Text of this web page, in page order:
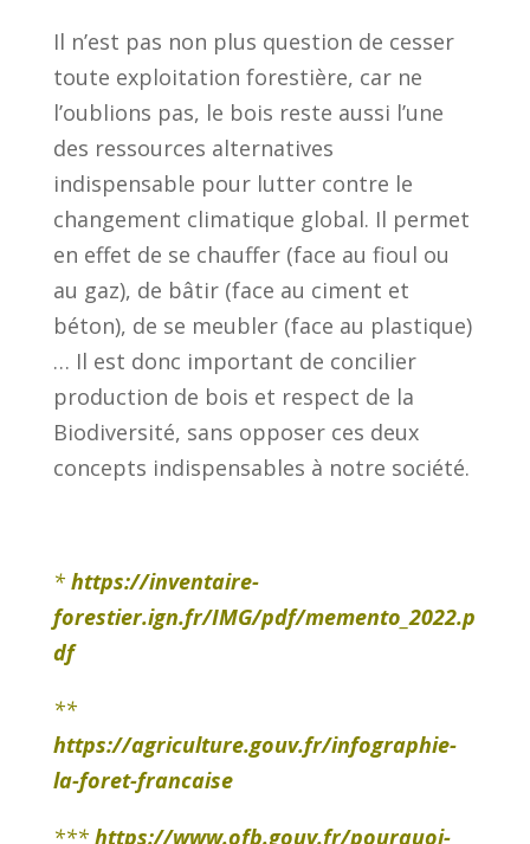
Il n’est pas non plus question de cesser
toute exploitation forestière, car ne
l’oublions pas, le bois reste aussi l’une
des ressources alternatives
indispensable pour lutter contre le
changement climatique global. Il permet
en effet de se chauffer (face au fioul ou
au gaz), de bâtir (face au ciment et
béton), de se meubler (face au plastique)
… Il est donc important de concilier
production de bois et respect de la
Biodiversité, sans opposer ces deux
concepts indispensables à notre société.
* https://inventaire-
forestier.ign.fr/IMG/pdf/memento_2022.p
df
**
https://agriculture.gouv.fr/infographie-
la-foret-francaise
*** https://www.ofb.gouv.fr/pourquoi-